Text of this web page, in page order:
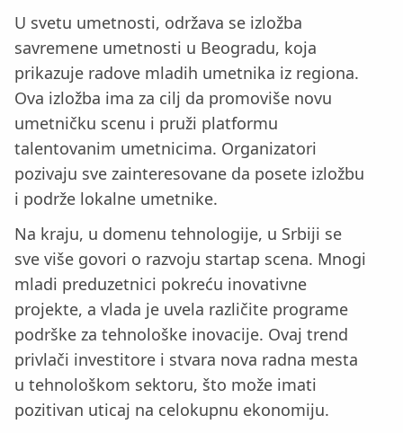
U svetu umetnosti, održava se izložba
savremene umetnosti u Beogradu, koja
prikazuje radove mladih umetnika iz regiona.
Ova izložba ima za cilj da promoviše novu
umetničku scenu i pruži platformu
talentovanim umetnicima. Organizatori
pozivaju sve zainteresovane da posete izložbu
i podrže lokalne umetnike.
Na kraju, u domenu tehnologije, u Srbiji se
sve više govori o razvoju startap scena. Mnogi
mladi preduzetnici pokreću inovativne
projekte, a vlada je uvela različite programe
podrške za tehnološke inovacije. Ovaj trend
privlači investitore i stvara nova radna mesta
u tehnološkom sektoru, što može imati
pozitivan uticaj na celokupnu ekonomiju.